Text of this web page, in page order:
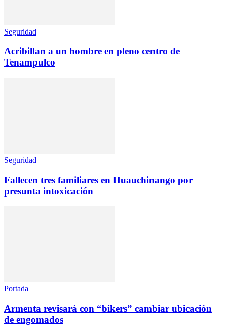
Seguridad
Acribillan a un hombre en pleno centro de
Tenampulco
Seguridad
Fallecen tres familiares en Huauchinango por
presunta intoxicación
Portada
Armenta revisará con “bikers” cambiar ubicación
de engomados